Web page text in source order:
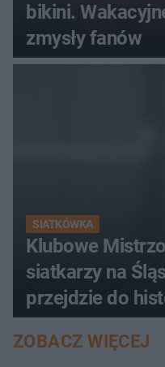
bikini.
zmysły fanów
SIATKÓWKA
Klubowe
siatkarzy na
przejdzie do
ZOBACZ WIĘCEJ